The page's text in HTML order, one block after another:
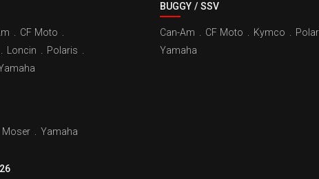
CF Moto
Loncin Polaris
BUGGY / SSV
Can-Am CF Moto Kymco
Yamaha
Moser Yamaha